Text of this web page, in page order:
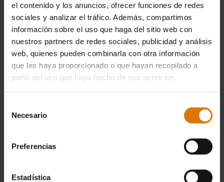
el contenido y los anuncios, ofrecer funciones de redes
sociales y analizar el tráfico. Además, compartimos
información sobre el uso que haga del sitio web con
nuestros partners de redes sociales, publicidad y análisis
web, quienes pueden combinarla con otra información
que les haya proporcionado o que hayan recopilado a
partir del uso que haya hecho de sus servicios.
Necesario
Preferencias
Estadística